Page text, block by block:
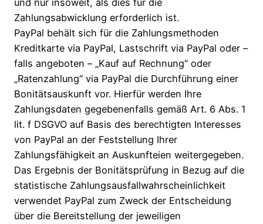
Zahlungsabwicklung erforderlich ist.
PayPal behält sich für die Zahlungsmethoden
Kreditkarte via PayPal, Lastschrift via PayPal oder –
falls angeboten – „Kauf auf Rechnung“ oder
„Ratenzahlung“ via PayPal die Durchführung einer
Bonitätsauskunft vor. Hierfür werden Ihre
Zahlungsdaten gegebenenfalls gemäß Art. 6 Abs. 1
lit. f DSGVO auf Basis des berechtigten Interesses
von PayPal an der Feststellung Ihrer
Zahlungsfähigkeit an Auskunfteien weitergegeben.
Das Ergebnis der Bonitätsprüfung in Bezug auf die
statistische Zahlungsausfallwahrscheinlichkeit
verwendet PayPal zum Zweck der Entscheidung
über die Bereitstellung der jeweiligen